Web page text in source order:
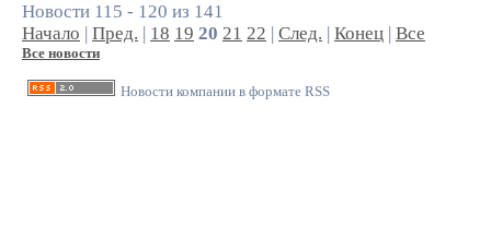
Новости 115 - 120 из 141
Начало | Пред. | 18 19 20 21 22 | След. | Конец | Все
Все новости
Новости компании в формате RSS